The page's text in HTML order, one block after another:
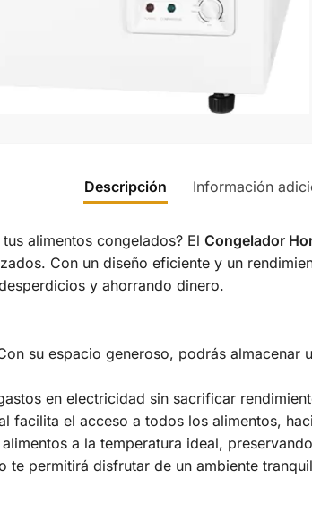
Descripción Información
alimentos congelados? El Congelador
Con un diseño eficiente y un
y ahorrando dinero.
su espacio generoso, podrás almacenar
en electricidad sin sacrificar
facilita el acceso a todos los alimentos,
alimentos a la temperatura ideal,
te permitirá disfrutar de un ambiente